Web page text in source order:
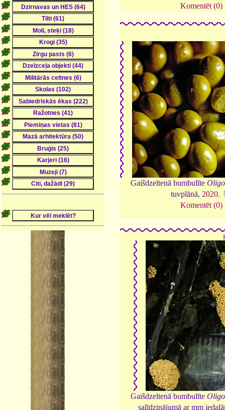
Komentēt (0)
Gaišdzeltenā bumbulīte
tuvplānā, 2020.
Komentēt (0)
Gaišdzeltenā bumbulīte
salīdzinājumā ar mm